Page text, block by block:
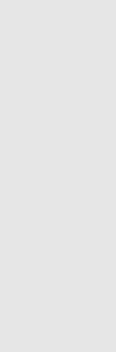
позволяет
тепло. Материал
утеплитель имеет
надежно